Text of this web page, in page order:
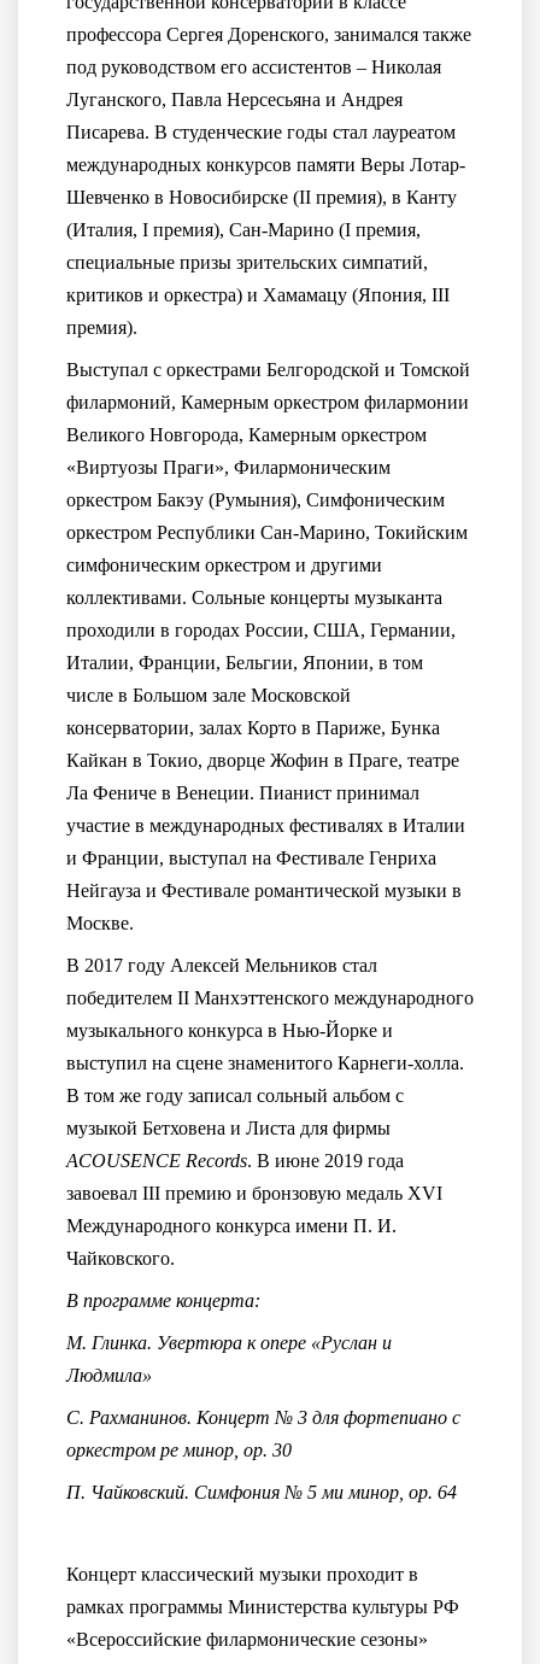
профессора Сергея Доренского, занимался также
под руководством его ассистентов – Николая
Луганского, Павла Нерсесьяна и Андрея
Писарева. В студенческие годы стал лауреатом
международных конкурсов памяти Веры Лотар-
Шевченко в Новосибирске (II премия), в Канту
(Италия, I премия), Сан-Марино (I премия,
специальные призы зрительских симпатий,
критиков и оркестра) и Хамамацу (Япония, III
премия).
Выступал с оркестрами Белгородской и Томской
филармоний, Камерным оркестром филармонии
Великого Новгорода, Камерным оркестром
«Виртуозы Праги», Филармоническим
оркестром Бакэу (Румыния), Симфоническим
оркестром Республики Сан-Марино, Токийским
симфоническим оркестром и другими
коллективами. Сольные концерты музыканта
проходили в городах России, США, Германии,
Италии, Франции, Бельгии, Японии, в том
числе в Большом зале Московской
консерватории, залах Корто в Париже, Бунка
Кайкан в Токио, дворце Жофин в Праге, театре
Ла Фениче в Венеции. Пианист принимал
участие в международных фестивалях в Италии
и Франции, выступал на Фестивале Генриха
Нейгауза и Фестивале романтической музыки в
Москве.
В 2017 году Алексей Мельников стал
победителем II Манхэттенского международного
музыкального конкурса в Нью-Йорке и
выступил на сцене знаменитого Карнеги-холла.
В том же году записал сольный альбом с
музыкой Бетховена и Листа для фирмы
ACOUSENCE Records. В июне 2019 года
завоевал III премию и бронзовую медаль XVI
Международного конкурса имени П. И.
Чайковского.
В программе концерта:
М. Глинка. Увертюра к опере «Руслан и
Людмила»
С. Рахманинов. Концерт № 3 для фортепиано с
оркестром ре минор, ор. 30
П. Чайковский. Симфония № 5 ми минор, ор. 64
Концерт классический музыки проходит в
рамках программы Министерства культуры РФ
«Всероссийские филармонические сезоны»